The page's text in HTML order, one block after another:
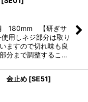
180mm 【研ぎサ
用しネジ部分は取り
ますので切れ味も良
分まで調整するこ…
金止め [SE51]